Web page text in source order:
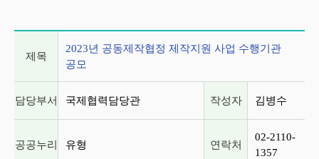
제목
2023년 공동제작협정 제작지원 사업 수행기관
공모
담당부서 국제협력담당관 작성자 김병수
공공누리 유형 연락처
02-2110-
1357